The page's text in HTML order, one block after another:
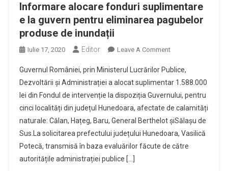
Informare alocare fonduri suplimentare
e la guvern pentru eliminarea pagubelor
produse de inundații
Iulie 17, 2020 Editor Leave A CommentOn
Alocare
Fonduri
Suplimentare
E
La
Guvern
Pentru
Guvernul României, prin Ministerul Lucrărilor Publice,
Dezvoltării și Administrației a alocat suplimentar 1.588.000
lei din Fondul de intervenție la dispoziția Guvernului, pentru
cinci localități din județul Hunedoara, afectate de calamități
naturale: Călan, Hațeg, Baru, General Berthelot șiSălașu de
Sus.La solicitarea prefectului județului Hunedoara, Vasilică
Potecă, transmisă în baza evaluărilor făcute de către
autoritățile administrației publice […]